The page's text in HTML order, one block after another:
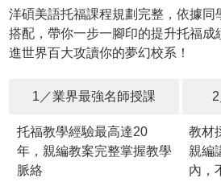
洋碩美語托福課程規劃完整，依據同
搭配，帶你一步一腳印的提升托福成
進世界百大攻讀你的夢幻校系！
1／業界最強名師授課
托福教學經驗最高達20
年，親編教案完整掌握教學
脈絡
教材
親編
內，